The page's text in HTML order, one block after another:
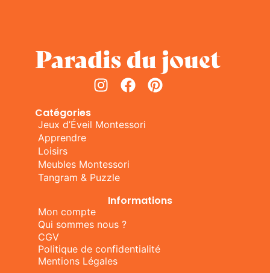
Catégories
Jeux d’Éveil Montessori
Apprendre
Loisirs
Meubles Montessori
Tangram & Puzzle
Informations
Mon compte
Qui sommes nous ?
CGV
Politique de confidentialité
Mentions Légales